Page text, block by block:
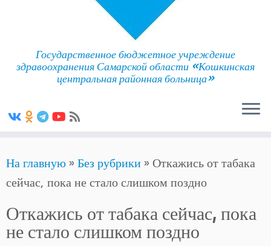
to
content
Государственное бюджетное учреждение
здравоохранения Самарской области «Кошкинская
центральная районная больница»
На главную»Без рубрики»Откажись от табака
сейчас, пока не стало слишком поздно
Откажись от табака сейчас, пока
не стало слишком поздно